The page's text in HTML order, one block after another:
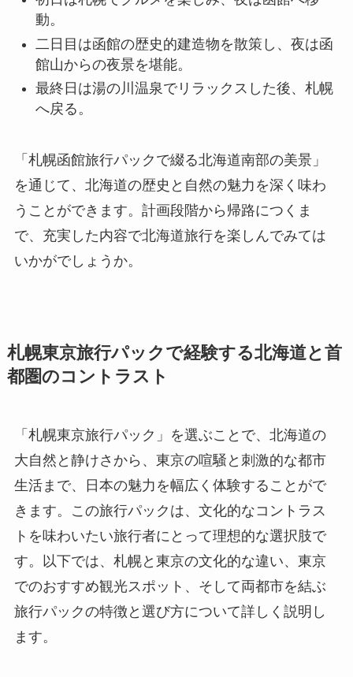
動。
二日目は函館の歴史的建造物を散策し、夜は函
館山からの夜景を堪能。
最終日は湯の川温泉でリラックスした後、札幌
へ戻る。
「札幌函館旅行パックで綴る北海道南部の美景」
を通じて、北海道の歴史と自然の魅力を深く味わ
うことができます。計画段階から帰路につくま
で、充実した内容で北海道旅行を楽しんでみては
いかがでしょうか。
札幌東京旅行パックで経験する北海道と首
都圏のコントラスト
「札幌東京旅行パック」を選ぶことで、北海道の
大自然と静けさから、東京の喧騒と刺激的な都市
生活まで、日本の魅力を幅広く体験することがで
きます。この旅行パックは、文化的なコントラス
トを味わいたい旅行者にとって理想的な選択肢で
す。以下では、札幌と東京の文化的な違い、東京
でのおすすめ観光スポット、そして両都市を結ぶ
旅行パックの特徴と選び方について詳しく説明し
ます。